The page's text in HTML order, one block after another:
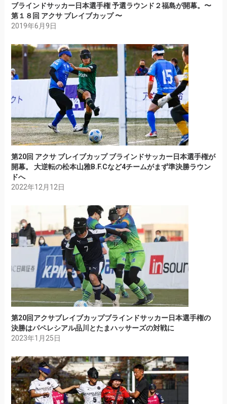
ブラインドサッカー日本選手権 予選ラウンド２福島が開幕。〜
第１８回 アクサ ブレイブカップ 〜
2019年6月9日
第20回 アクサ ブレイブカップ ブラインドサッカー日本選手権が
開幕。 大逆転の松本山雅B.F.Cなど4チームがまず準決勝ラウン
ドへ
2022年12月12日
第20回アクサブレイブカップブラインドサッカー日本選手権の
決勝はパペレシアル品川とたまハッサーズの対戦に
2023年1月25日